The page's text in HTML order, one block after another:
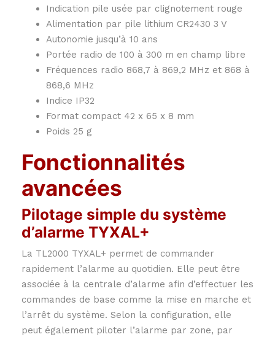
Indication pile usée par clignotement rouge
Alimentation par pile lithium CR2430 3 V
Autonomie jusqu’à 10 ans
Portée radio de 100 à 300 m en champ libre
Fréquences radio 868,7 à 869,2 MHz et 868 à
868,6 MHz
Indice IP32
Format compact 42 x 65 x 8 mm
Poids 25 g
Fonctionnalités
avancées
Pilotage simple du système
d’alarme TYXAL+
La TL2000 TYXAL+ permet de commander
rapidement l’alarme au quotidien. Elle peut être
associée à la centrale d’alarme afin d’effectuer les
commandes de base comme la mise en marche et
l’arrêt du système. Selon la configuration, elle
peut également piloter l’alarme par zone, par